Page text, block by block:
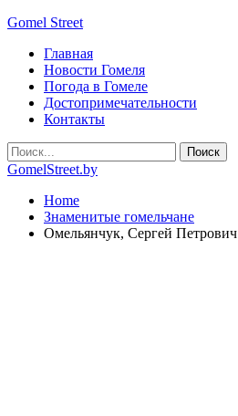
Gomel Street
Главная
Новости Гомеля
Погода в Гомеле
Достопримечательности
Контакты
GomelStreet.by
Home
Знаменитые гомельчане
Омельянчук, Сергей Петрович